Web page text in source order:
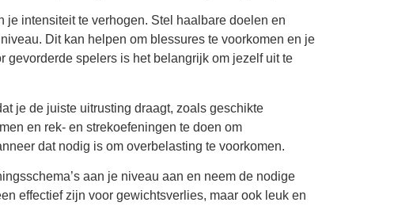
intensiteit te verhogen. Stel haalbare doelen en
Dit kan helpen om blessures te voorkomen en je
gevorderde spelers is het belangrijk om jezelf uit te
je de juiste uitrusting draagt, zoals geschikte
en rek- en strekoefeningen te doen om
dat nodig is om overbelasting te voorkomen.
aan je niveau aan en neem de nodige
effectief zijn voor gewichtsverlies, maar ook leuk en